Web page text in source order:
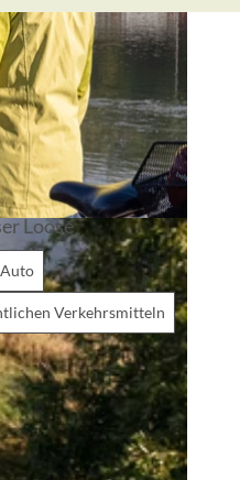
Loose
Verkehrsmitteln